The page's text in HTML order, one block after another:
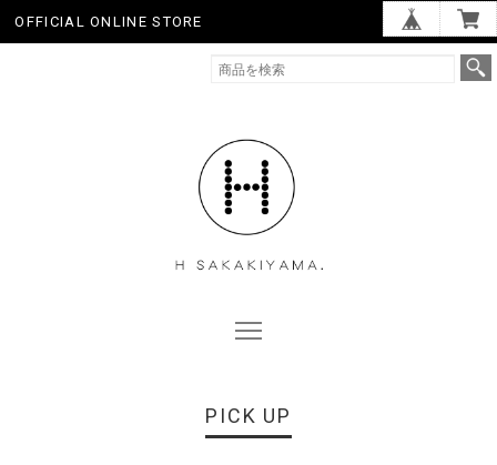
OFFICIAL ONLINE STORE
PICK UP